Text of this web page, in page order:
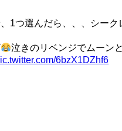
1つ選んだら、、、シーク
泣きのリベンジでムーン
6bzX1DZhf6